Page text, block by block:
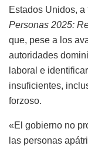
Estados Unidos, a
Personas 2025:
que, pese a los
autoridades
laboral e
insuficientes,
forzoso.
«El gobierno no
las personas